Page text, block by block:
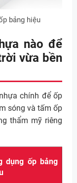
bảng hiệu
nào để
vừa bền
chính để ốp
sóng và tấm ốp
thẩm mỹ riêng
dụng ốp bảng